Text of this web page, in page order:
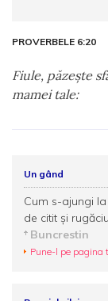
PROVERBELE 6:20
Fiule, păzeşte
mamei tale:
Un gând
Cum s-ajungi
de citit şi
Buncrestin
Pune-l pe pagina